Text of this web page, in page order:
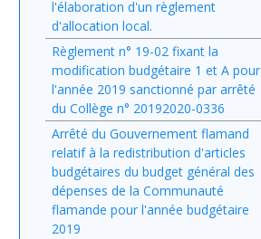
l'élaboration d'un règlement
d'allocation local.
Règlement n° 19-02 fixant la
modification budgétaire 1 et A pour
l'année 2019 sanctionné par arrêté
du Collège n° 20192020-0336
Arrêté du Gouvernement flamand
relatif à la redistribution d'articles
budgétaires du budget général des
dépenses de la Communauté
flamande pour l'année budgétaire
2019